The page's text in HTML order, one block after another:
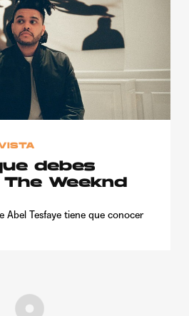
debes
Weeknd
Abel Tesfaye tiene que conocer